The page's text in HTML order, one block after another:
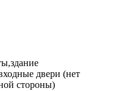
двери (нет
стороны)